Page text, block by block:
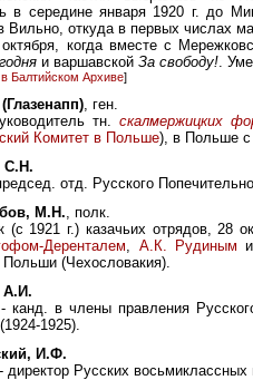
в середине января 1920 г. до
Вильно, откуда в первых числах
когда вместе с
и варшавской За свободу!.
Балтийском Архиве]
, ген.
тн.скалмержицких
Комитет в Польше), в Польше с
С.Н.
отд. Русского
М.Н., полк.
(с 1921 г.) казачьих отрядов, 28
Деренталем, А.К. Рудиным
(Чехословакия).
А.И.
канд. в члены правления
1925).
И.Ф.
директор Русских восьмиклассных